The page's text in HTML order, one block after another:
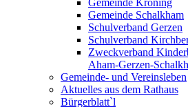
Gemeinde Kröning
Gemeinde Schalkham
Schulverband Gerzen
Schulverband
Zweckverband
Aham-Gerzen-
Gemeinde- und Vereinsleben
Aktuelles aus dem Rathaus
Bürgerblatt`l